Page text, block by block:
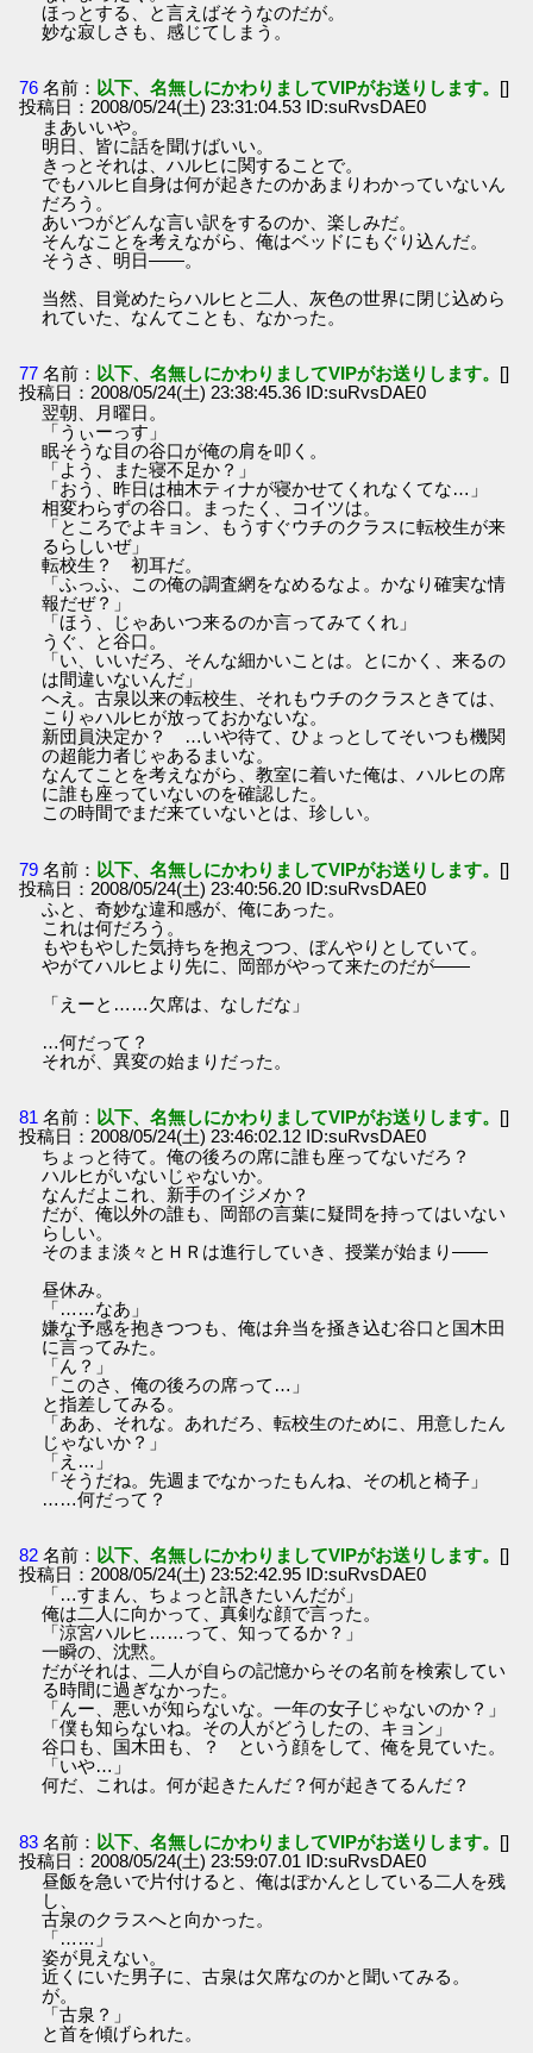
ほっとする、と言えばそうなのだが。
妙な寂しさも、感じてしまう。
76 名前： 以下、名無しにかわりましてVIPがお送りします。 []
投稿日：2008/05/24(土) 23:31:04.53 ID:suRvsDAE0
まあいいや。
明日、皆に話を聞けばいい。
きっとそれは、ハルヒに関することで。
でもハルヒ自身は何が起きたのかあまりわかっていないん
だろう。
あいつがどんな言い訳をするのか、楽しみだ。
そんなことを考えながら、俺はベッドにもぐり込んだ。
そうさ、明日――。
当然、目覚めたらハルヒと二人、灰色の世界に閉じ込めら
れていた、なんてことも、なかった。
77 名前： 以下、名無しにかわりましてVIPがお送りします。 []
投稿日：2008/05/24(土) 23:38:45.36 ID:suRvsDAE0
翌朝、月曜日。
「うぃーっす」
眠そうな目の谷口が俺の肩を叩く。
「よう、また寝不足か？」
「おう、昨日は柚木ティナが寝かせてくれなくてな…」
相変わらずの谷口。まったく、コイツは。
「ところでよキョン、もうすぐウチのクラスに転校生が来
るらしいぜ」
転校生？ 初耳だ。
「ふっふ、この俺の調査網をなめるなよ。かなり確実な情
報だぜ？」
「ほう、じゃあいつ来るのか言ってみてくれ」
うぐ、と谷口。
「い、いいだろ、そんな細かいことは。とにかく、来るの
は間違いないんだ」
へえ。古泉以来の転校生、それもウチのクラスときては、
こりゃハルヒが放っておかないな。
新団員決定か？ …いや待て、ひょっとしてそいつも機関
の超能力者じゃあるまいな。
なんてことを考えながら、教室に着いた俺は、ハルヒの席
に誰も座っていないのを確認した。
この時間でまだ来ていないとは、珍しい。
79 名前： 以下、名無しにかわりましてVIPがお送りします。 []
投稿日：2008/05/24(土) 23:40:56.20 ID:suRvsDAE0
ふと、奇妙な違和感が、俺にあった。
これは何だろう。
もやもやした気持ちを抱えつつ、ぼんやりとしていて。
やがてハルヒより先に、岡部がやって来たのだが――
「えーと……欠席は、なしだな」
…何だって？
それが、異変の始まりだった。
81 名前： 以下、名無しにかわりましてVIPがお送りします。 []
投稿日：2008/05/24(土) 23:46:02.12 ID:suRvsDAE0
ちょっと待て。俺の後ろの席に誰も座ってないだろ？
ハルヒがいないじゃないか。
なんだよこれ、新手のイジメか？
だが、俺以外の誰も、岡部の言葉に疑問を持ってはいない
らしい。
そのまま淡々とＨＲは進行していき、授業が始まり――
昼休み。
「……なあ」
嫌な予感を抱きつつも、俺は弁当を掻き込む谷口と国木田
に言ってみた。
「ん？」
「このさ、俺の後ろの席って…」
と指差してみる。
「ああ、それな。あれだろ、転校生のために、用意したん
じゃないか？」
「え…」
「そうだね。先週までなかったもんね、その机と椅子」
……何だって？
82 名前： 以下、名無しにかわりましてVIPがお送りします。 []
投稿日：2008/05/24(土) 23:52:42.95 ID:suRvsDAE0
「…すまん、ちょっと訊きたいんだが」
俺は二人に向かって、真剣な顔で言った。
「涼宮ハルヒ……って、知ってるか？」
一瞬の、沈黙。
だがそれは、二人が自らの記憶からその名前を検索してい
る時間に過ぎなかった。
「んー、悪いが知らないな。一年の女子じゃないのか？」
「僕も知らないね。その人がどうしたの、キョン」
谷口も、国木田も、？ という顔をして、俺を見ていた。
「いや…」
何だ、これは。何が起きたんだ？何が起きてるんだ？
83 名前： 以下、名無しにかわりましてVIPがお送りします。 []
投稿日：2008/05/24(土) 23:59:07.01 ID:suRvsDAE0
昼飯を急いで片付けると、俺はぽかんとしている二人を残
し、
古泉のクラスへと向かった。
「……」
姿が見えない。
近くにいた男子に、古泉は欠席なのかと聞いてみる。
が。
「古泉？」
と首を傾げられた。